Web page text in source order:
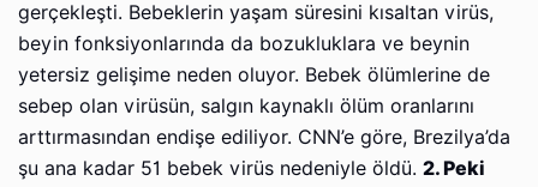
gerçekleşti. Bebeklerin yaşam süresini kısaltan virüs,
beyin fonksiyonlarında da bozukluklara ve beynin
yetersiz gelişime neden oluyor. Bebek ölümlerine de
sebep olan virüsün, salgın kaynaklı ölüm oranlarını
arttırmasından endişe ediliyor. CNN’e göre, Brezilya’da
şu ana kadar 51 bebek virüs nedeniyle öldü. 2. Peki